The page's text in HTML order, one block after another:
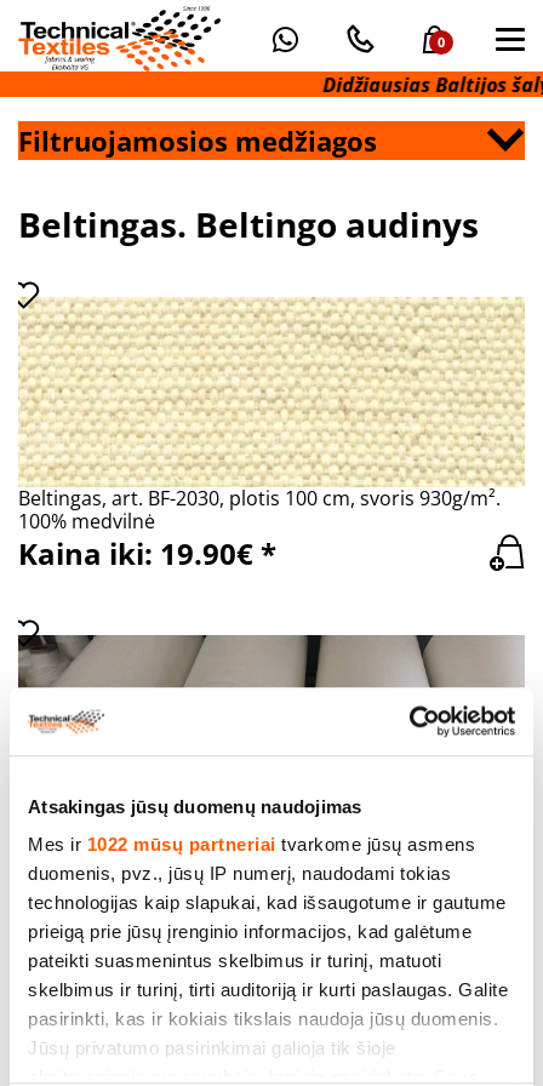
Atsakingas jūsų duomenų naudojimas
Mes ir 1022 mūsų partneriai tvarkome jūsų asmens
duomenis, pvz., jūsų IP numerį, naudodami tokias
technologijas kaip slapukai, kad išsaugotume ir gautume
prieigą prie jūsų įrenginio informacijos, kad galėtume
pateikti suasmenintus skelbimus ir turinį, matuoti
skelbimus ir turinį, tirti auditoriją ir kurti paslaugas. Galite
pasirinkti, kas ir kokiais tikslais naudoja jūsų duomenis.
Jūsų privatumo pasirinkimai galioja tik šioje
0
Didžiausias Baltijos
Filtruojamosios medžiagos
Beltingas. Beltingo audinys
Beltingas, art. BF-2030, plotis 100 cm, svoris 930g/m².
100% medvilnė
Kaina iki: 19.90€ *
Beltingas, art. BF-2030, plotis 110 cm, svoris 930g/m².
100% medvilnė Nurodyta m² kaina su PVM.
Nemokamas pristatymas
Kaina iki: 19.90€ *